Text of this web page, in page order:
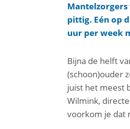
pittig. Eén op
uur per week
Bijna de helft
(schoon)ouder
juist het meest
Wilmink,
voorkom je dat